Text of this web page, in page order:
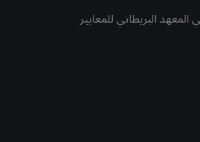
المعهد البريطاني للمعايير